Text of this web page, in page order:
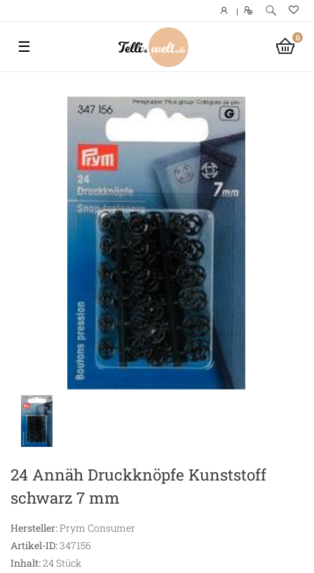
|
0
☰
24 Annäh Druckknöpfe Kunststoff
schwarz 7 mm
Hersteller:Prym Consumer
Artikel-ID:347156
Inhalt:24Stück